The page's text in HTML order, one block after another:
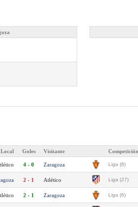
Local Goles Visitante Competición
4 - 0 Zaragoza Liga (8)
2 - 1 Atlético Liga (27)
2 - 1 Zaragoza Liga (6)